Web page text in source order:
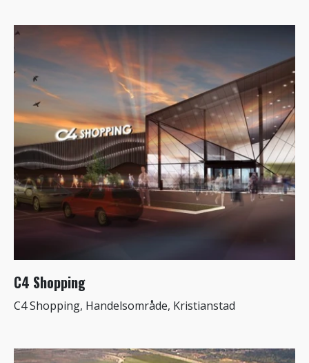
C4 Shopping
C4 Shopping, Handelsområde, Kristianstad